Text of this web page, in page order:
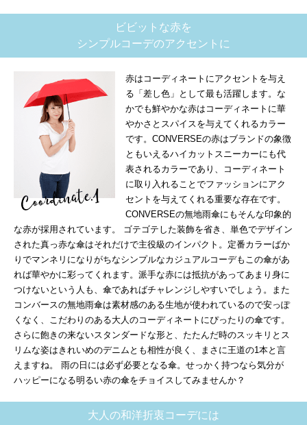
ビビットな赤を
シンプルコーデのアクセントに
赤はコーディネートにアクセントを与え
る「差し色」として最も活躍します。な
かでも鮮やかな赤はコーディネートに華
やかさとスパイスを与えてくれるカラー
です。CONVERSEの赤はブランドの象徴
ともいえるハイカットスニーカーにも代
表されるカラーであり、コーディネート
に取り入れることでファッションにアク
セントを与えてくれる重要な存在です。
CONVERSEの無地雨傘にもそんな印象的
な赤が採用されています。 ゴテゴテした装飾を省き、単色でデザイン
された真っ赤な傘はそれだけで主役級のインパクト。定番カラーばか
りでマンネリになりがちなシンプルなカジュアルコーデもこの傘があ
れば華やかに彩ってくれます。派手な赤には抵抗があってあまり身に
つけないという人も、傘であればチャレンジしやすいでしょう。また
コンバースの無地雨傘は素材感のある生地が使われているので安っぽ
くなく、こだわりのある大人のコーディネートにぴったりの傘です。
さらに飽きの来ないスタンダードな形と、たたんだ時のスッキリとス
リムな姿はきれいめのデニムとも相性が良く、まさに王道の1本と言
えますね。 雨の日には必ず必要となる傘。せっかく持つなら気分が
ハッピーになる明るい赤の傘をチョイスしてみませんか？
大人の和洋折衷コーデには